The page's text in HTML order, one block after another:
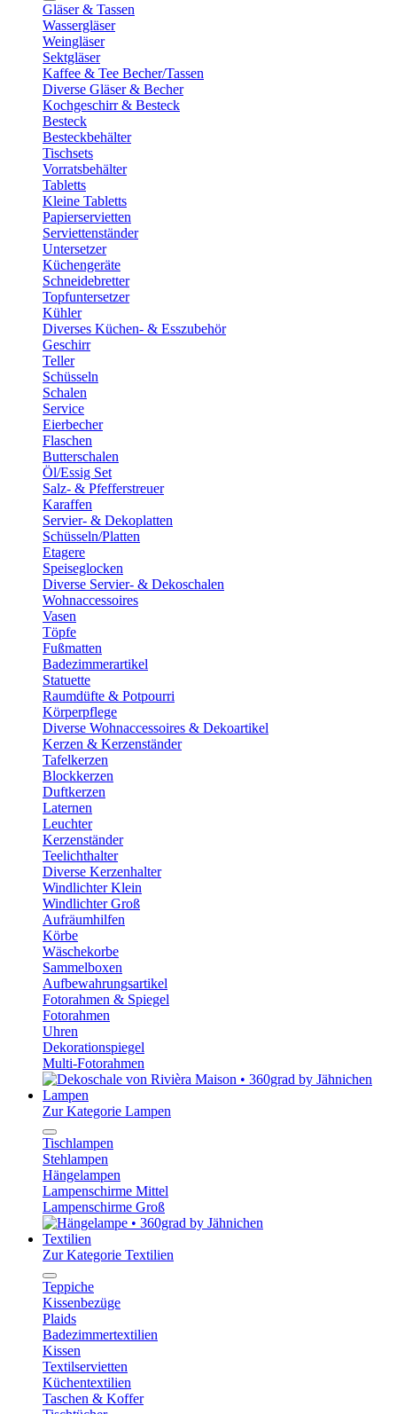
Gläser & Tassen
Wassergläser
Weingläser
Sektgläser
Kaffee & Tee Becher/Tassen
Diverse Gläser & Becher
Kochgeschirr & Besteck
Besteck
Besteckbehälter
Tischsets
Vorratsbehälter
Tabletts
Kleine Tabletts
Papierservietten
Serviettenständer
Untersetzer
Küchengeräte
Schneidebretter
Topfuntersetzer
Kühler
Diverses Küchen- & Esszubehör
Geschirr
Teller
Schüsseln
Schalen
Service
Eierbecher
Flaschen
Butterschalen
Öl/Essig Set
Salz- & Pfefferstreuer
Karaffen
Servier- & Dekoplatten
Schüsseln/Platten
Etagere
Speiseglocken
Diverse Servier- & Dekoschalen
Wohnaccessoires
Vasen
Töpfe
Fußmatten
Badezimmerartikel
Statuette
Raumdüfte & Potpourri
Körperpflege
Diverse Wohnaccessoires & Dekoartikel
Kerzen & Kerzenständer
Tafelkerzen
Blockkerzen
Duftkerzen
Laternen
Leuchter
Kerzenständer
Teelichthalter
Diverse Kerzenhalter
Windlichter Klein
Windlichter Groß
Aufräumhilfen
Körbe
Wäschekorbe
Sammelboxen
Aufbewahrungsartikel
Fotorahmen & Spiegel
Fotorahmen
Uhren
Dekorationspiegel
Multi-Fotorahmen
Lampen
Zur Kategorie Lampen
Tischlampen
Stehlampen
Hängelampen
Lampenschirme Mittel
Lampenschirme Groß
Textilien
Zur Kategorie Textilien
Teppiche
Kissenbezüge
Plaids
Badezimmertextilien
Kissen
Textilservietten
Küchentextilien
Taschen & Koffer